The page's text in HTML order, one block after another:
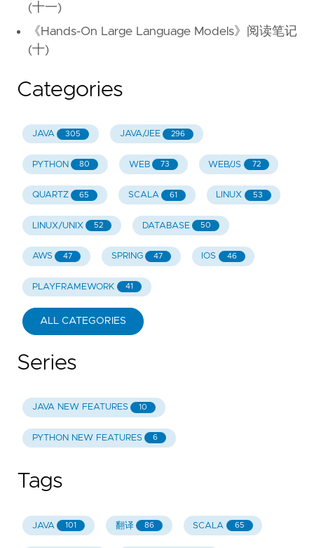
(十一)
《Hands-On Large Language Models》阅读笔记
(十)
Categories
JAVA 305 JAVA/JEE 296
PYTHON 80 WEB 73 WEB/JS 72
QUARTZ 65 SCALA 61 LINUX 53
LINUX/UNIX 52 DATABASE 50
AWS 47 SPRING 47 IOS 46
PLAYFRAMEWORK 41
ALL CATEGORIES
Series
JAVA NEW FEATURES 10
PYTHON NEW FEATURES 6
Tags
JAVA 101 翻译 86 SCALA 65